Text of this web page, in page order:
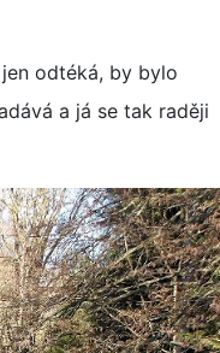
odtéká, by bylo
a já se tak raději